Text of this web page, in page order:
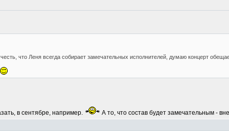
что Леня всегда собирает замечательных исполнителей, думаю концерт
в сентябре, например. А то, что состав будет замечательным -